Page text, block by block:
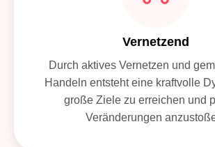
Vernetzend
Durch aktives Vernetzen und
Handeln entsteht eine kraftvolle
große Ziele zu erreichen und
Veränderungen